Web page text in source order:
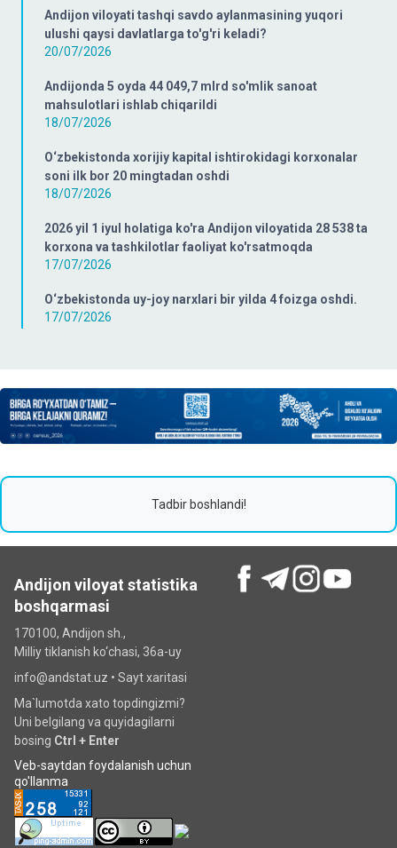
Andijon viloyati tashqi savdo aylanmasining yuqori
ulushi qaysi davlatlarga to'g'ri keladi?
20/07/2026
Andijonda 5 oyda 44 049,7 mlrd so'mlik sanoat
mahsulotlari ishlab chiqarildi
18/07/2026
O‘zbekistonda xorijiy kapital ishtirokidagi korxonalar
soni ilk bor 20 mingtadan oshdi
18/07/2026
2026 yil 1 iyul holatiga ko'ra Andijon viloyatida 28 538 ta
korxona va tashkilotlar faoliyat ko'rsatmoqda
17/07/2026
O‘zbekistonda uy-joy narxlari bir yilda 4 foizga oshdi.
17/07/2026
Tadbir boshlandi!
Andijon viloyat statistika
boshqarmasi
170100, Andijon sh.,
Milliy tiklanish ko‘chаsi, 36a-uy
info@andstat.uz • Sayt xaritasi
Ma`lumotda xato topdingizmi?
Uni belgilang va quyidagilarni
bosing Ctrl + Enter
Veb-saytdan foydalanish uchun
qo'llanma